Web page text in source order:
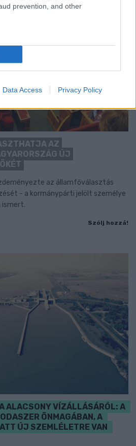
prevention, and other
Data Access Privacy Policy
AZ
ÚJ
az államfőválasztás
- a kormánypárti jelölt személye
ismert.
Szólj hozzá!
ALACSONY VÍZÁLLÁSÁRÓL: A
ÖNMAGÁBAN, A
ÚJ SZEMLÉLETRE VAN